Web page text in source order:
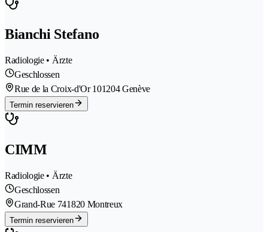
Bianchi Stefano
Radiologie • Ärzte
Geschlossen
Rue de la Croix-d'Or 101204 Genève
Termin reservieren
CIMM
Radiologie • Ärzte
Geschlossen
Grand-Rue 741820 Montreux
Termin reservieren